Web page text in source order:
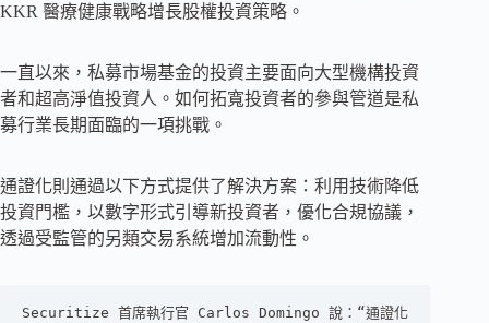
KKR 醫療健康戰略增長股權投資策略。
一直以來，私募市場基金的投資主要面向大型機構投資
者和超高淨值投資人。如何拓寬投資者的參與管道是私
募行業長期面臨的一項挑戰。
通證化則通過以下方式提供了解決方案：利用技術降低
投資門檻，以數字形式引導新投資者，優化合規協議，
透過受監管的另類交易系統增加流動性。
Securitize 首席執行官 Carlos Domingo 說：“通證化